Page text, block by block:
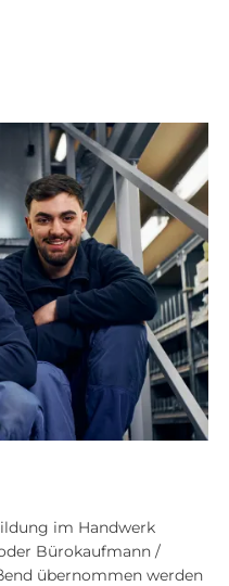
im Handwerk
Bürokaufmann /
übernommen werden